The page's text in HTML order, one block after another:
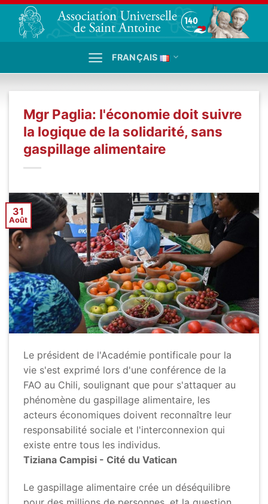
Passer
contenu
FRANÇAIS
Mgr Paglia: l'économie doit suivre
la logique de la solidarité, sans
gaspillage alimentaire
31
Août
Le président de l'Académie pontificale pour la
vie s'est exprimé lors d'une conférence de la
FAO au Chili, soulignant que pour s'attaquer au
phénomène du gaspillage alimentaire, les
acteurs économiques doivent reconnaître leur
responsabilité sociale et l'interconnexion qui
existe entre tous les individus.
Tiziana Campisi - Cité du Vatican
Le gaspillage alimentaire crée un déséquilibre